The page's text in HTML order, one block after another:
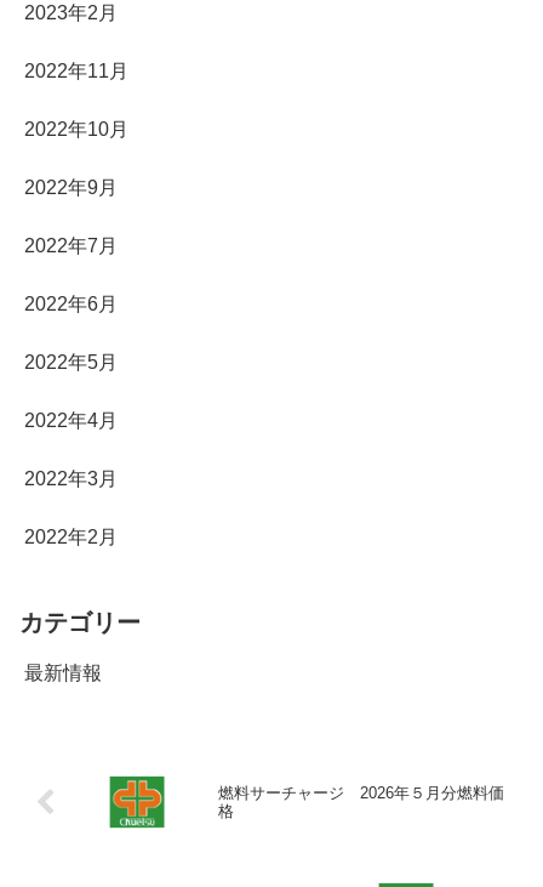
2023年2月
2022年11月
2022年10月
2022年9月
2022年7月
2022年6月
2022年5月
2022年4月
2022年3月
2022年2月
カテゴリー
最新情報
燃料サーチャージ 2026年５月分燃料価
格